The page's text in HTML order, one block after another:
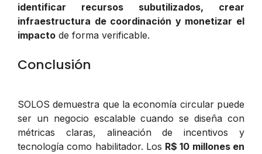
identificar recursos subutilizados, crear
infraestructura de coordinación y monetizar el
impacto de forma verificable.
Conclusión
SOLOS demuestra que la economía circular puede
ser un negocio escalable cuando se diseña con
métricas claras, alineación de incentivos y
tecnología como habilitador. Los R$ 10 millones en